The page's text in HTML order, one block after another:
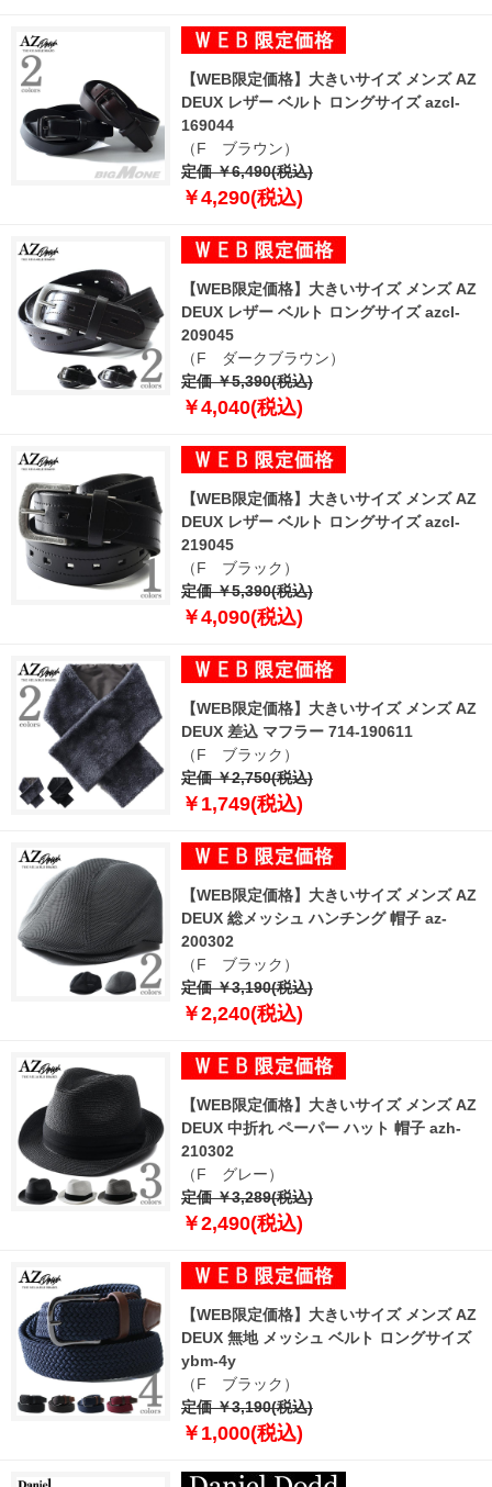
【WEB限定価格】大きいサイズ メンズ AZ
DEUX レザー ベルト ロングサイズ azcl-
169044
（F ブラウン）
定価 ￥6,490(税込)
￥4,290(税込)
【WEB限定価格】大きいサイズ メンズ AZ
DEUX レザー ベルト ロングサイズ azcl-
209045
（F ダークブラウン）
定価 ￥5,390(税込)
￥4,040(税込)
【WEB限定価格】大きいサイズ メンズ AZ
DEUX レザー ベルト ロングサイズ azcl-
219045
（F ブラック）
定価 ￥5,390(税込)
￥4,090(税込)
【WEB限定価格】大きいサイズ メンズ AZ
DEUX 差込 マフラー 714-190611
（F ブラック）
定価 ￥2,750(税込)
￥1,749(税込)
【WEB限定価格】大きいサイズ メンズ AZ
DEUX 総メッシュ ハンチング 帽子 az-
200302
（F ブラック）
定価 ￥3,190(税込)
￥2,240(税込)
【WEB限定価格】大きいサイズ メンズ AZ
DEUX 中折れ ペーパー ハット 帽子 azh-
210302
（F グレー）
定価 ￥3,289(税込)
￥2,490(税込)
【WEB限定価格】大きいサイズ メンズ AZ
DEUX 無地 メッシュ ベルト ロングサイズ
ybm-4y
（F ブラック）
定価 ￥3,190(税込)
￥1,000(税込)